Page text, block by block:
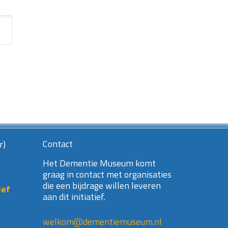
Contact
Het Dementie Museum komt
graag in contact met organisaties
die een bijdrage willen leveren
aan dit initiatief.
welkom@dementiemuseum.nl